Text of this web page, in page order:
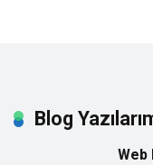
Blog
Web